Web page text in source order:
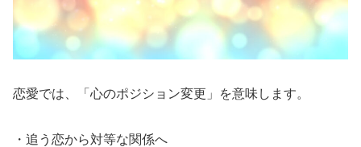
恋愛では、「心のポジション変更」を意味します。
・追う恋から対等な関係へ